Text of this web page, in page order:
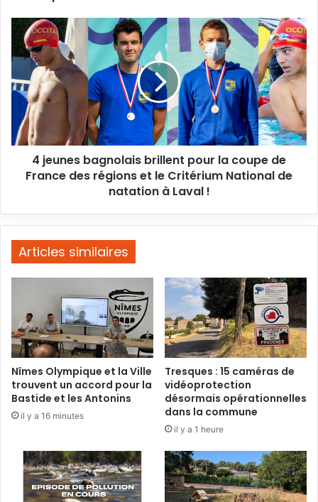
4
jeunes
bagnolais
brillent
pour
coupe
de
France
régions
de
natation
à
4 jeunes bagnolais brillent pour la coupe de
France des régions et le Critérium National de
natation à Laval !
Articles similaires
Nîmes Olympique et la Ville
trouvent un accord pour la
Bastide et les Antonins
il y a 16 minutes
Tresques : 15 caméras de
vidéoprotection
désormais opérationnelles
dans la commune
il y a 1 heure